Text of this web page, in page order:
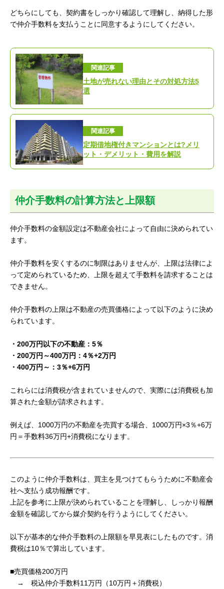
どちらにしても、契約書をしっかり確認して理解し、納得した形
で仲介手数料を支払うことに同意するようにしてください。
関連記事
土地が売れない理由とその対処方法5
選
関連記事
定期借地権付きマンションとは?メリ
ット・デメリット・費用を解説
仲介手数料の計算方法と上限額
仲介手数料の金額設定は不動産会社によって自由に決められてい
ます。
仲介手数料を安くするのに制限はありませんが、上限は法律によ
って定められているため、上限を超えて手数料を請求することは
できません。
仲介手数料の上限は不動産の売買価格によって以下のように決め
られています。
・200万円以下の不動産：5％
・200万円～400万円：4％+2万円
・400万円～：3％+6万円
これらには消費税が含まれていませんので、実際には消費税も加
算された金額が請求されます。
例えば、1000万円の不動産を売買する場合、1000万円×3％+6万
円＝手数料36万円+消費税になります。
このように仲介手数料は、買主を見つけてもらうために不動産会
社へ支払う成功報酬です。
上記を参考に上限が決められていることを理解し、しっかり報酬
金額を確認してから媒介契約を行うようにしてください。
以下が基本的な仲介手数料の上限額を早見表にしたものです。消
費税は10％で算出しています。
■売買価格200万円
→ 税込仲介手数料11万円（10万円＋消費税）